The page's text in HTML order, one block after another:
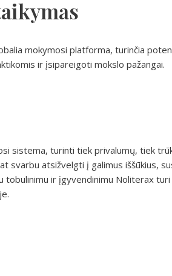
mokymosi platforma, turinčia
ir įsipareigoti mokslo pažangai.
sistema, turinti tiek privalumų, tiek
svarbu atsižvelgti į galimus iššūkius,
tobulinimu ir įgyvendinimu Noliterax